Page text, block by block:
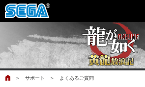
＞ サポート ＞ よくあるご質問